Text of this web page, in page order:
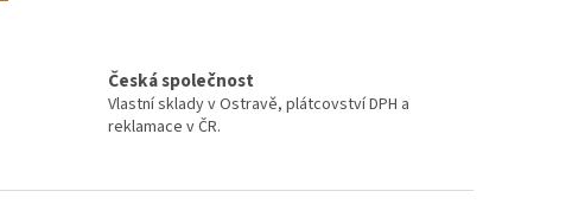
Česká společnost
Vlastní sklady v Ostravě, plátcovství DPH a
reklamace v ČR.